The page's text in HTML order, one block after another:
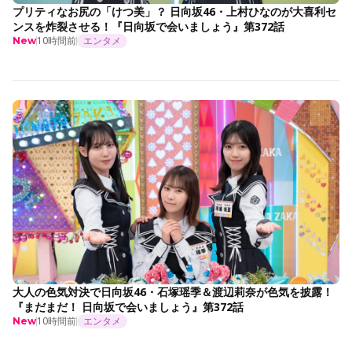
プリティなお尻の「けつ美」？ 日向坂46・上村ひなのが大喜利セ
ンスを炸裂させる！『日向坂で会いましょう』第372話
New10時間前 エンタメ
大人の色気対決で日向坂46・石塚瑶季＆渡辺莉奈が色気を披露！
『まだまだ！ 日向坂で会いましょう』第372話
New10時間前 エンタメ